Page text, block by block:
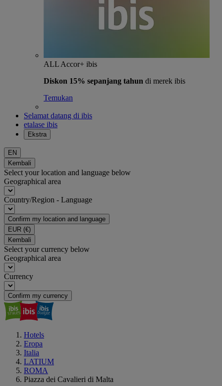
ALL Accor+ ibis
Diskon 15% sepanjang tahun di merek ibis
Temukan
Selamat datang di ibis
etalase ibis
Ekstra
EN
Kembali
Select your location and language below
Geographical area
Country/Region - Language
Confirm my location and language
EUR (€)
Kembali
Select your currency below
Geographical area
Currency
Confirm my currency
Hotels
Eropa
Italia
LATIUM
ROMA
Piazza dei Cavalieri di Malta